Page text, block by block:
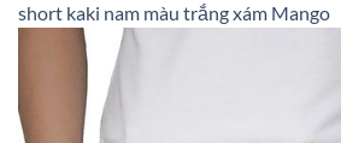
short kaki nam màu trắng xám Mango